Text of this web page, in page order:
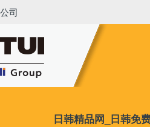
免费视频_日韩在
司
日韩精品网_日韩免